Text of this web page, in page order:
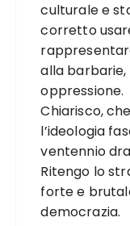
culturale e
corretto
alla barbarie,
oppressione.
Chiarisco,
l’ideologia
ventennio
Ritengo lo
forte e
democrazia.